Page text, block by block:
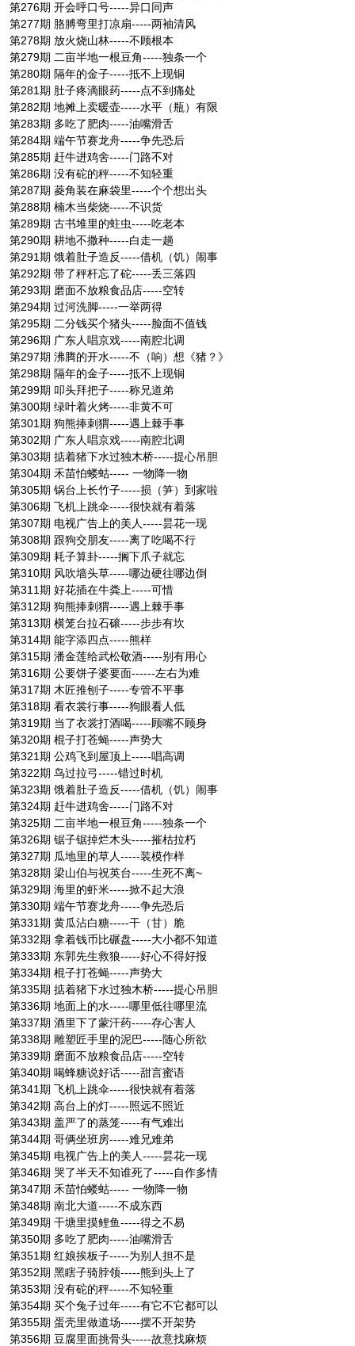
第276期 开会呼口号-----异口同声
第277期 胳膊弯里打凉扇-----两袖清风
第278期 放火烧山林-----不顾根本
第279期 二亩半地一根豆角-----独条一个
第280期 隔年的金子-----抵不上现铜
第281期 肚子疼滴眼药-----点不到痛处
第282期 地摊上卖暖壶-----水平（瓶）有限
第283期 多吃了肥肉-----油嘴滑舌
第284期 端午节赛龙舟-----争先恐后
第285期 赶牛进鸡舍-----门路不对
第286期 没有砣的秤-----不知轻重
第287期 菱角装在麻袋里-----个个想出头
第288期 楠木当柴烧-----不识货
第289期 古书堆里的蛀虫-----吃老本
第290期 耕地不撒种-----白走一趟
第291期 饿着肚子造反-----借机（饥）闹事
第292期 带了秤杆忘了砣-----丢三落四
第293期 磨面不放粮食品店-----空转
第294期 过河洗脚-----一举两得
第295期 二分钱买个猪头-----脸面不值钱
第296期 广东人唱京戏-----南腔北调
第297期 沸腾的开水-----不（响）想《猪？》
第298期 隔年的金子-----抵不上现铜
第299期 叩头拜把子-----称兄道弟
第300期 绿叶着火烤-----非黄不可
第301期 狗熊捧刺猬-----遇上棘手事
第302期 广东人唱京戏-----南腔北调
第303期 掂着猪下水过独木桥-----提心吊胆
第304期 禾苗怕蝼蛄----- 一物降一物
第305期 锅台上长竹子-----损（笋）到家啦
第306期 飞机上跳伞-----很快就有着落
第307期 电视广告上的美人-----昙花一现
第308期 跟狗交朋友-----离了吃喝不行
第309期 耗子算卦-----搁下爪子就忘
第310期 风吹墙头草-----哪边硬往哪边倒
第311期 好花插在牛粪上-----可惜
第312期 狗熊捧刺猬-----遇上棘手事
第313期 横笼台拉石磙-----步步有坎
第314期 能字添四点-----熊样
第315期 潘金莲给武松敬酒-----别有用心
第316期 公要饼子婆要面------左右为难
第317期 木匠推刨子-----专管不平事
第318期 看衣裳行事-----狗眼看人低
第319期 当了衣裳打酒喝-----顾嘴不顾身
第320期 棍子打苍蝇-----声势大
第321期 公鸡飞到屋顶上-----唱高调
第322期 鸟过拉弓-----错过时机
第323期 饿着肚子造反-----借机（饥）闹事
第324期 赶牛进鸡舍-----门路不对
第325期 二亩半地一根豆角-----独条一个
第326期 锯子锯掉烂木头-----摧枯拉朽
第327期 瓜地里的草人-----装模作样
第328期 梁山伯与祝英台-----生死不离~
第329期 海里的虾米-----掀不起大浪
第330期 端午节赛龙舟-----争先恐后
第331期 黄瓜沾白糖-----干（甘）脆
第332期 拿着钱币比碾盘-----大小都不知道
第333期 东郭先生救狼-----好心不得好报
第334期 棍子打苍蝇-----声势大
第335期 掂着猪下水过独木桥-----提心吊胆
第336期 地面上的水-----哪里低往哪里流
第337期 酒里下了蒙汗药-----存心害人
第338期 雕塑匠手里的泥巴-----随心所欲
第339期 磨面不放粮食品店-----空转
第340期 喝蜂糖说好话-----甜言蜜语
第341期 飞机上跳伞-----很快就有着落
第342期 高台上的灯-----照远不照近
第343期 盖严了的蒸笼-----有气难出
第344期 哥俩坐班房-----难兄难弟
第345期 电视广告上的美人-----昙花一现
第346期 哭了半天不知谁死了-----自作多情
第347期 禾苗怕蝼蛄----- 一物降一物
第348期 南北大道-----不成东西
第349期 干塘里摸鲤鱼-----得之不易
第350期 多吃了肥肉-----油嘴滑舌
第351期 红娘挨板子-----为别人担不是
第352期 黑瞎子骑脖领-----熊到头上了
第353期 没有砣的秤-----不知轻重
第354期 买个兔子过年-----有它不它都可以
第355期 蛋壳里做道场-----摆不开架势
第356期 豆腐里面挑骨头-----故意找麻烦